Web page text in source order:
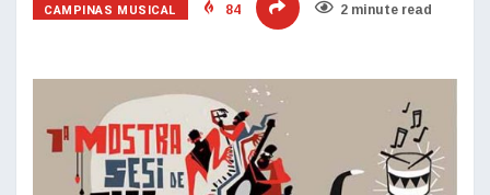
CAMPINAS MUSICAL 84 2 minute read